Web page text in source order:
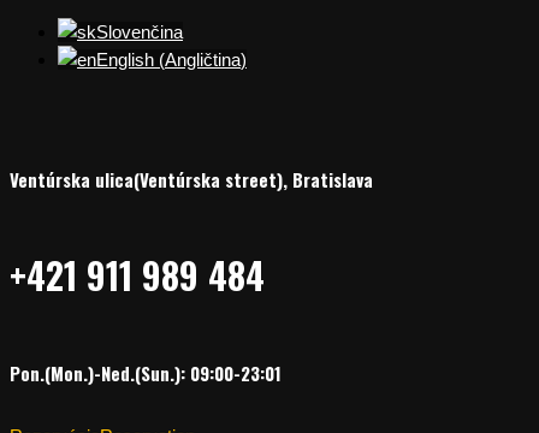
Slovenčina
English (Angličtina)
Ventúrska ulica(Ventúrska street), Bratislava
+421 911 989 484
Pon.(Mon.)-Ned.(Sun.): 09:00-23:01